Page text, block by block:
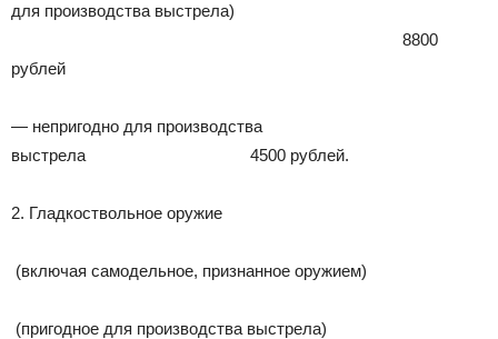
для производства выстрела)
8800
рублей
— непригодно для производства
выстрела 4500 рублей.
2. Гладкоствольное оружие
(включая самодельное, признанное оружием)
(пригодное для производства выстрела)